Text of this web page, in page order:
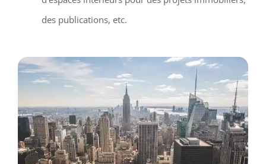
des publications, etc.